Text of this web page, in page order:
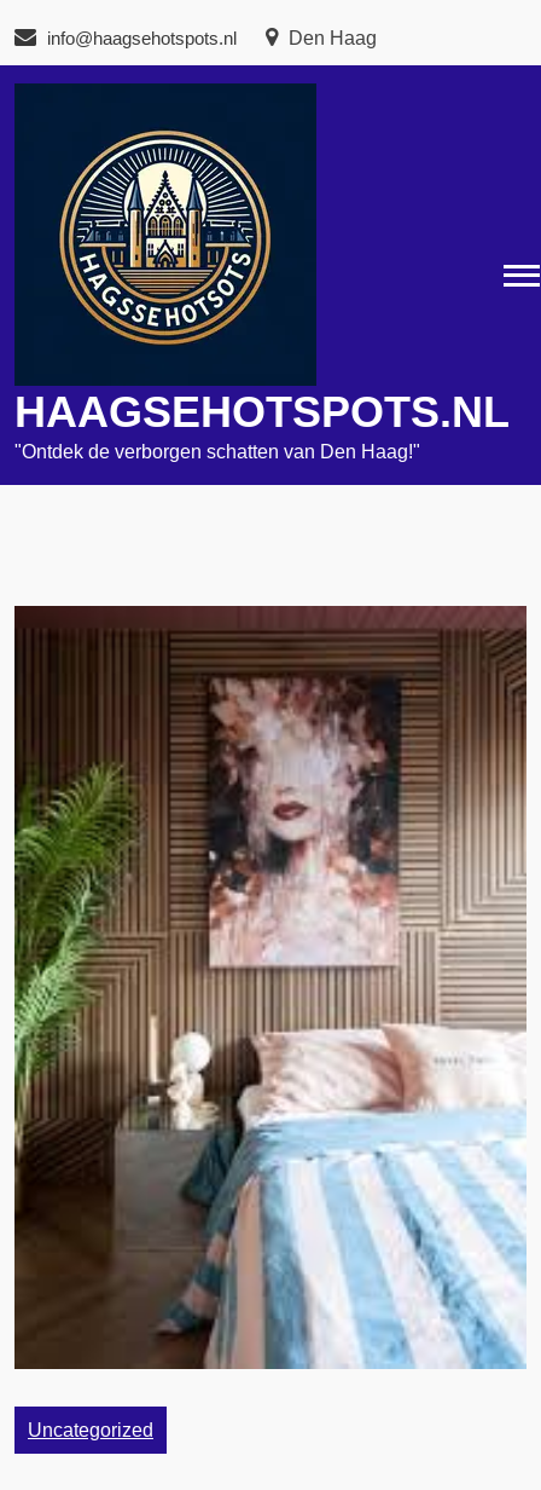
de
inhoud
info@haagsehotspots.nl Den Haag
HAAGSEHOTSPOTS.NL
"Ontdek de verborgen schatten van Den Haag!"
Uncategorized